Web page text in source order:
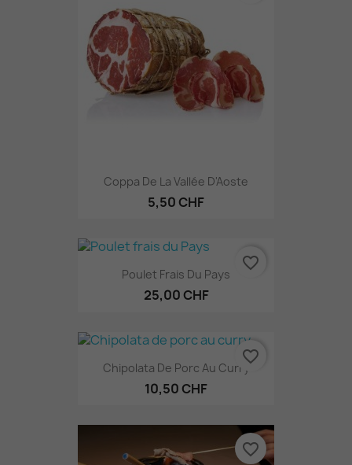
Coppa De La Vallée D'Aoste
5,50 CHF
Poulet Frais Du Pays
25,00 CHF
favorite_border
Chipolata De Porc Au Curry
10,50 CHF
favorite_border
favorite_border